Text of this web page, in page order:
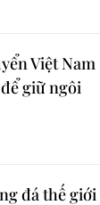
Việt Nam
giữ ngôi
đá thế giới